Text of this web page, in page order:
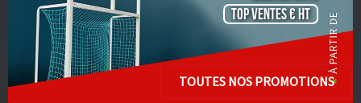
TOP VENTES € HT
TOUTES NOS PROMOTIONS